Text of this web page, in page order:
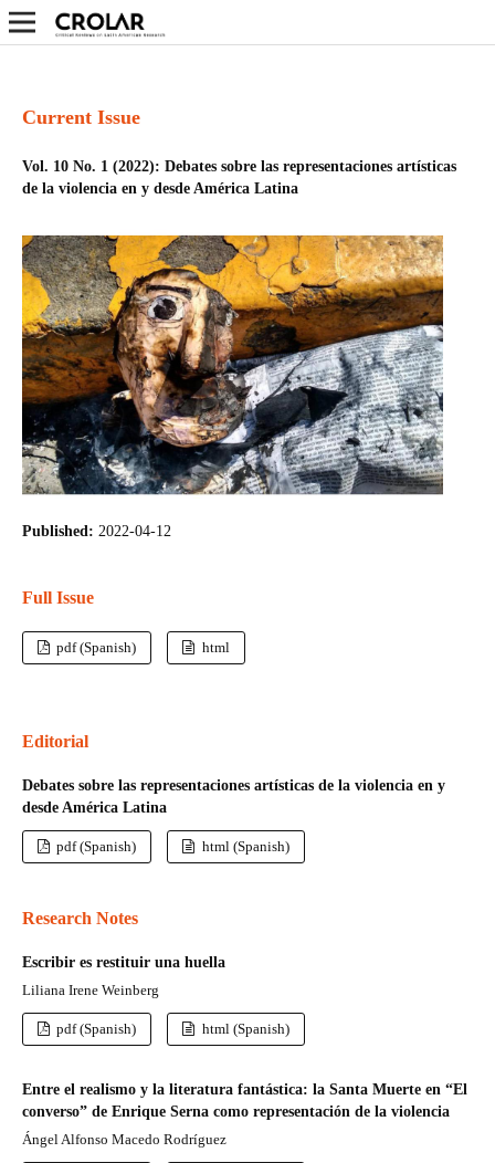
Current Issue
Vol. 10 No. 1 (2022): Debates sobre las representaciones artísticas
de la violencia en y desde América Latina
Published: 2022-04-12
Full Issue
pdf (Spanish) html
Editorial
Debates sobre las representaciones artísticas de la violencia en y
desde América Latina
pdf (Spanish) html (Spanish)
Research Notes
Escribir es restituir una huella
Liliana Irene Weinberg
pdf (Spanish) html (Spanish)
Entre el realismo y la literatura fantástica: la Santa Muerte en “El
converso” de Enrique Serna como representación de la violencia
Ángel Alfonso Macedo Rodríguez